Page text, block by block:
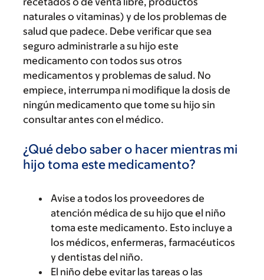
naturales o vitaminas) y de los problemas de
salud que padece. Debe verificar que sea
seguro administrarle a su hijo este
medicamento con todos sus otros
medicamentos y problemas de salud. No
empiece, interrumpa ni modifique la dosis de
ningún medicamento que tome su hijo sin
consultar antes con el médico.
¿Qué debo saber o hacer mientras mi
hijo toma este medicamento?
Avise a todos los proveedores de
atención médica de su hijo que el niño
toma este medicamento. Esto incluye a
los médicos, enfermeras, farmacéuticos
y dentistas del niño.
El niño debe evitar las tareas o las